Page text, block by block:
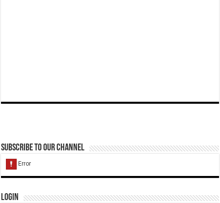
Subscribe to our Channel
Login